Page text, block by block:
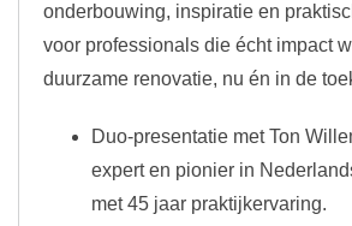
onderbouwing, inspiratie en
voor professionals die écht impact
duurzame renovatie, nu én in de
Duo-presentatie met Ton
expert en pionier in
met 45 jaar praktijkervaring.